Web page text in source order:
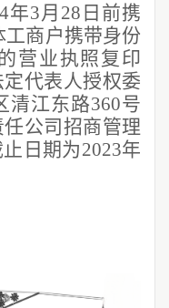
年3月28日前携
商户携带身份
营业执照复印
代表人授权委
清江东路360号
公司招商管理
日期为2023年